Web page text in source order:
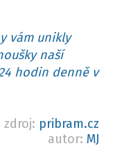
vám unikly
naší
hodin denně v
zdroj: pribram.cz
autor: MJ